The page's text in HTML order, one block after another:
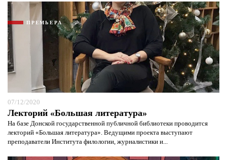
ПРЕМЬЕРА
07/12/2020
Лекторий «Большая литература»
На базе Донской государственной публичной библиотеки проводится
лекторий «Большая литература». Ведущими проекта выступают
преподаватели Института филологии, журналистики и...